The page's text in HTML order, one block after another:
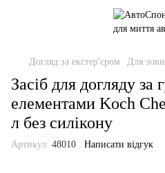
Догляд за екстер'єром Для
Засіб для догляду за
елементами Koch
л без силікону
Артикул: 48010 Написати відгук